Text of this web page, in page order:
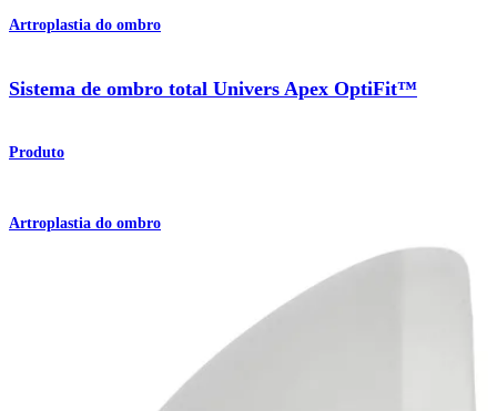
Artroplastia do ombro
Sistema de ombro total Univers Apex OptiFit™
Produto
Artroplastia do ombro
Sistema total de ombro Univers™ Apex